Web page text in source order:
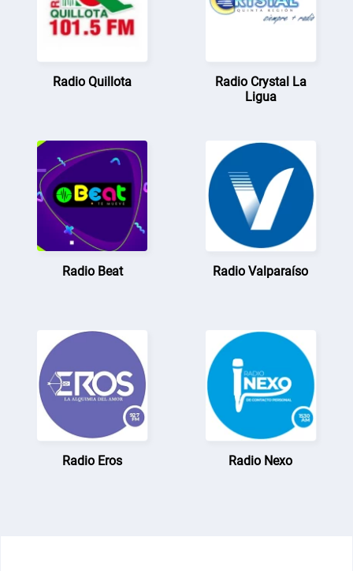
Radio Quillota
Radio Crystal La
Ligua
Radio Beat Radio Valparaíso
Radio Eros Radio Nexo